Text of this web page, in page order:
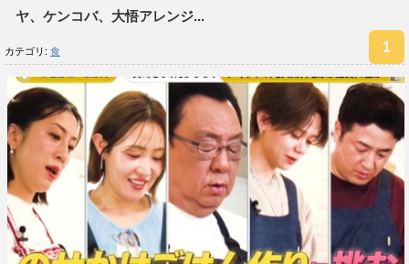
ヤ、ケンコバ、大悟アレンジ...
カテゴリ: 食